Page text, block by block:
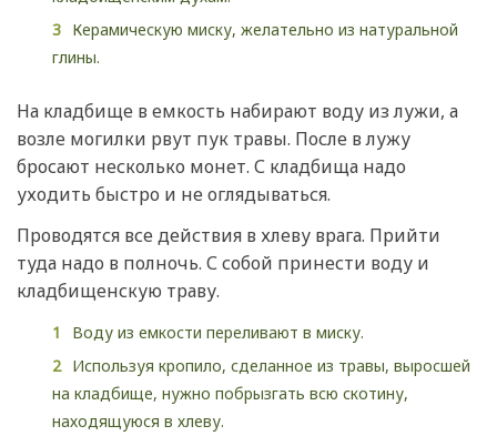
Керамическую миску, желательно из натуральной
глины.
На кладбище в емкость набирают воду из лужи, а
возле могилки рвут пук травы. После в лужу
бросают несколько монет. С кладбища надо
уходить быстро и не оглядываться.
Проводятся все действия в хлеву врага. Прийти
туда надо в полночь. С собой принести воду и
кладбищенскую траву.
Воду из емкости переливают в миску.
Используя кропило, сделанное из травы, выросшей
на кладбище, нужно побрызгать всю скотину,
находящуюся в хлеву.